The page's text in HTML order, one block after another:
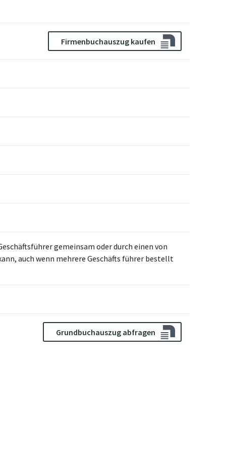
Firmenbuchauszug kaufen
gemeinsam oder durch einen von
auch wenn mehrere Geschäfts führer bestellt
Grundbuchauszug abfragen